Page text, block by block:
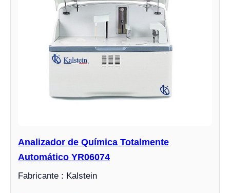
Analizador de Química Totalmente
Automático YR06074
Fabricante : Kalstein